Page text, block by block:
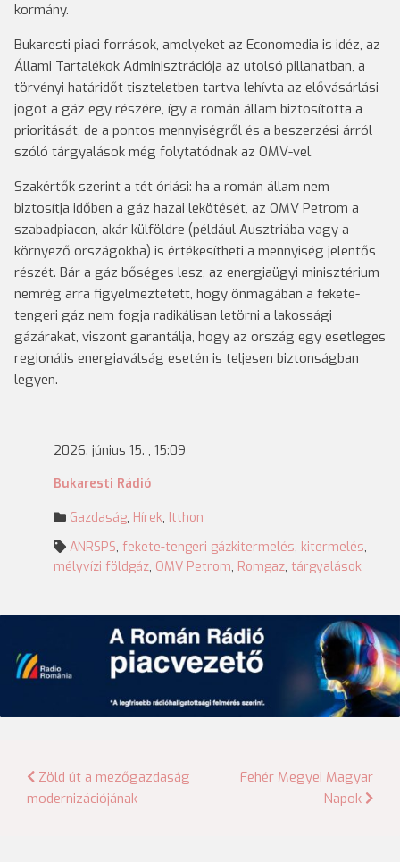
kormány.
Bukaresti piaci források, amelyeket az Economedia is idéz, az
Állami Tartalékok Adminisztrációja az utolsó pillanatban, a
törvényi határidőt tiszteletben tartva lehívta az elővásárlási
jogot a gáz egy részére, így a román állam biztosította a
prioritását, de a pontos mennyiségről és a beszerzési árról
szóló tárgyalások még folytatódnak az OMV-vel.
Szakértők szerint a tét óriási: ha a román állam nem
biztosítja időben a gáz hazai lekötését, az OMV Petrom a
szabadpiacon, akár külföldre (például Ausztriába vagy a
környező országokba) is értékesítheti a mennyiség jelentős
részét. Bár a gáz bőséges lesz, az energiaügyi minisztérium
nemrég arra figyelmeztetett, hogy önmagában a fekete-
tengeri gáz nem fogja radikálisan letörni a lakossági
gázárakat, viszont garantálja, hogy az ország egy esetleges
regionális energiaválság esetén is teljesen biztonságban
legyen.
2026. június 15. , 15:09
Bukaresti Rádió
Gazdaság, Hírek, Itthon
ANRSPS, fekete-tengeri gázkitermelés, kitermelés,
mélyvízi földgáz, OMV Petrom, Romgaz, tárgyalások
Bejegyzés
navigáció
Zöld út a mezőgazdaság
modernizációjának
Fehér Megyei Magyar
Napok